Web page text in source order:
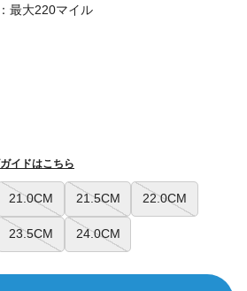
最大220マイル
21.0CM 21.5CM 22.0CM
23.5CM 24.0CM
イドはこちら